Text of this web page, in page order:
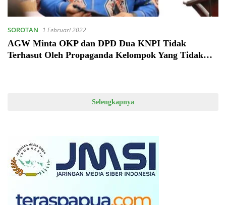
SOROTAN 1 Februari 2022
AGW Minta OKP dan DPD Dua KNPI Tidak
Terhasut Oleh Propaganda Kelompok Yang Tidak
Selengkapnya